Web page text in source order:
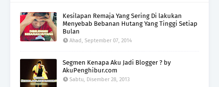
Kesilapan Remaja Yang Sering Di lakukan
Menyebab Bebanan Hutang Yang Tinggi Setiap
Bulan
Ahad, September 07, 2014
Segmen Kenapa Aku Jadi Blogger ? by
AkuPenghibur.com
Sabtu, Disember 28, 2013